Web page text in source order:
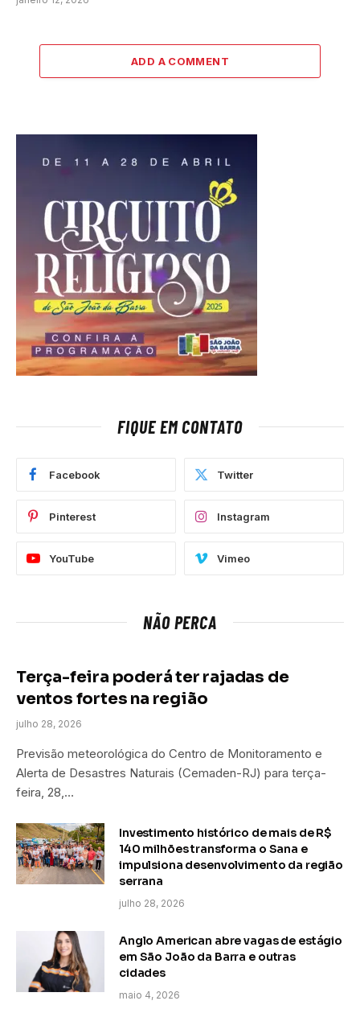
ADD A COMMENT
FIQUE EM CONTATO
Facebook Twitter
Pinterest Instagram
YouTube Vimeo
NÃO PERCA
Terça-feira poderá ter rajadas de
ventos fortes na região
julho 28, 2026
Previsão meteorológica do Centro de Monitoramento e
Alerta de Desastres Naturais (Cemaden-RJ) para terça-
feira, 28,…
Investimento histórico de mais de R$
140 milhões transforma o Sana e
impulsiona desenvolvimento da região
serrana
julho 28, 2026
Anglo American abre vagas de estágio
em São João da Barra e outras
cidades
maio 4, 2026